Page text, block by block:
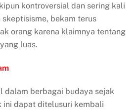
kontroversial dan sering kali
bekam terus
orang karena klaimnya tentang
luas.
dalam berbagai budaya sejak
ini dapat ditelusuri kembali